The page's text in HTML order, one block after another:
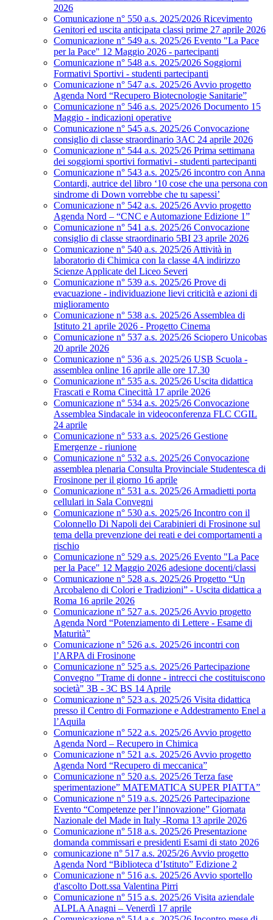
2026
Comunicazione n° 550 a.s. 2025/2026 Ricevimento
Genitori ed uscita anticipata classi prime 27 aprile 2026
Comunicazione n° 549 a.s. 2025/26 Evento "La Pace
per la Pace" 12 Maggio 2026 - partecipanti
Comunicazione n° 548 a.s. 2025/2026 Soggiorni
Formativi Sportivi - studenti partecipanti
Comunicazione n° 547 a.s. 2025/26 Avvio progetto
Agenda Nord “Recupero Biotecnologie Sanitarie”
Comunicazione n° 546 a.s. 2025/2026 Documento 15
Maggio - indicazioni operative
Comunicazione n° 545 a.s. 2025/26 Convocazione
consiglio di classe straordinario 3AC 24 aprile 2026
Comunicazione n° 544 a.s. 2025/26 Prima settimana
dei soggiorni sportivi formativi - studenti partecipanti
Comunicazione n° 543 a.s. 2025/26 incontro con Anna
Contardi, autrice del libro ‘10 cose che una persona con
sindrome di Down vorrebbe che tu sapessi’
Comunicazione n° 542 a.s. 2025/26 Avvio progetto
Agenda Nord – “CNC e Automazione Edizione 1”
Comunicazione n° 541 a.s. 2025/26 Convocazione
consiglio di classe straordinario 5BI 23 aprile 2026
Comunicazione n° 540 a.s. 2025/26 Attività in
laboratorio di Chimica con la classe 4A indirizzo
Scienze Applicate del Liceo Severi
Comunicazione n° 539 a.s. 2025/26 Prove di
evacuazione - individuazione lievi criticità e azioni di
miglioramento
Comunicazione n° 538 a.s. 2025/26 Assemblea di
Istituto 21 aprile 2026 - Progetto Cinema
Comunicazione n° 537 a.s. 2025/26 Sciopero Unicobas
20 aprile 2026
Comunicazione n° 536 a.s. 2025/26 USB Scuola -
assemblea online 16 aprile alle ore 17.30
Comunicazione n° 535 a.s. 2025/26 Uscita didattica
Frascati e Roma Cinecittà 17 aprile 2026
Comunicazione n° 534 a.s. 2025/26 Convocazione
Assemblea Sindacale in videoconferenza FLC CGIL
24 aprile
Comunicazione n° 533 a.s. 2025/26 Gestione
Emergenze - riunione
Comunicazione n° 532 a.s. 2025/26 Convocazione
assemblea plenaria Consulta Provinciale Studentesca di
Frosinone per il giorno 16 aprile
Comunicazione n° 531 a.s. 2025/26 Armadietti porta
cellulari in Sala Convegni
Comunicazione n° 530 a.s. 2025/26 Incontro con il
Colonnello Di Napoli dei Carabinieri di Frosinone sul
tema della prevenzione dei reati e dei comportamenti a
rischio
Comunicazione n° 529 a.s. 2025/26 Evento "La Pace
per la Pace" 12 Maggio 2026 adesione docenti/classi
Comunicazione n° 528 a.s. 2025/26 Progetto “Un
Arcobaleno di Colori e Tradizioni” - Uscita didattica a
Roma 16 aprile 2026
Comunicazione n° 527 a.s. 2025/26 Avvio progetto
Agenda Nord “Potenziamento di Lettere - Esame di
Maturità”
Comunicazione n° 526 a.s. 2025/26 incontri con
l’ARPA di Frosinone
Comunicazione n° 525 a.s. 2025/26 Partecipazione
Convegno "Trame di donne - intrecci che costituiscono
società" 3B - 3C BS 14 Aprile
Comunicazione n° 523 a.s. 2025/26 Visita didattica
presso il Centro di Formazione e Addestramento Enel a
l’Aquila
Comunicazione n° 522 a.s. 2025/26 Avvio progetto
Agenda Nord – Recupero in Chimica
Comunicazione n° 521 a.s. 2025/26 Avvio progetto
Agenda Nord “Recupero di meccanica”
Comunicazione n° 520 a.s. 2025/26 Terza fase
sperimentazione” MATEMATICA SUPER PIATTA”
Comunicazione n° 519 a.s. 2025/26 Partecipazione
Evento “Competenze per l’innovazione” Giornata
Nazionale del Made in Italy -Roma 13 aprile 2026
Comunicazione n° 518 a.s. 2025/26 Presentazione
domanda commissari e presidenti Esami di stato 2026
comunicazione n° 517 a.s. 2025/26 Avvio progetto
Agenda Nord “Biblioteca d’Istituto” Edizione 2
Comunicazione n° 516 a.s. 2025/26 Avvio sportello
d'ascolto Dott.ssa Valentina Pirri
Comunicazione n° 515 a.s. 2025/26 Visita aziendale
ALPLA Anagni – Venerdì 17 aprile